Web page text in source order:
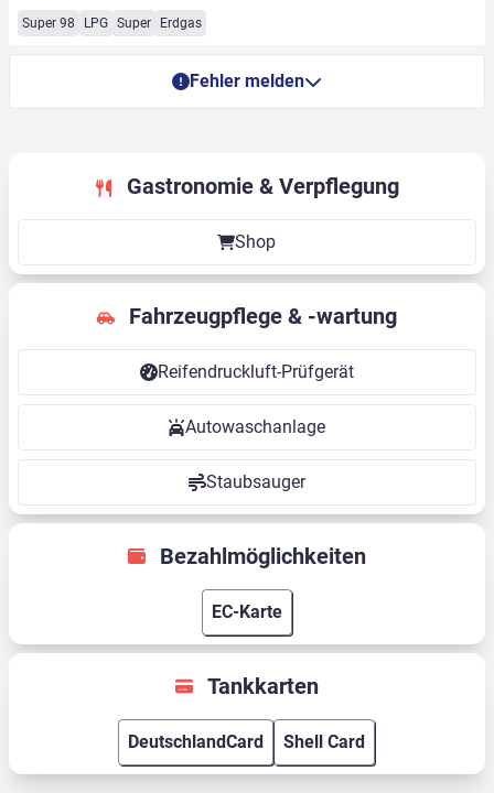
Super 98 LPG Super Erdgas
Fehler melden
Gastronomie & Verpflegung
Shop
Fahrzeugpflege & -wartung
Reifendruckluft-Prüfgerät
Autowaschanlage
Staubsauger
Bezahlmöglichkeiten
EC-Karte
Tankkarten
DeutschlandCard Shell Card